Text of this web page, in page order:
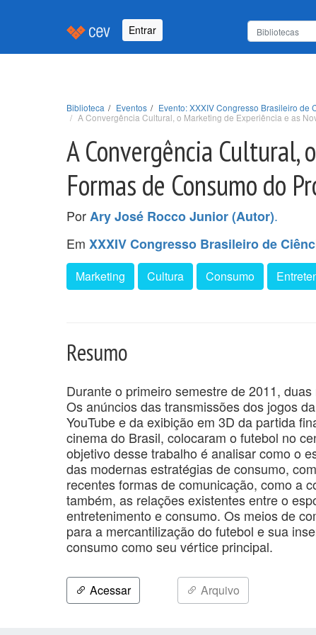
Entrar
Biblioteca Eventos
Evento: XXXIV Congresso Brasileiro de
A Convergência Cultural, o Marketing de Experiência e as
A Convergência Cultural,
Formas de Consumo do
PorAry José Rocco Junior (Autor).
Em XXXIV Congresso Brasileiro de
Marketing Cultura Consumo
Resumo
Durante o primeiro semestre de 2011,
Os anúncios das transmissões dos jogos
YouTube e da exibição em 3D da partida
cinema do Brasil, colocaram o futebol no
objetivo desse trabalho é analisar como o
das modernas estratégias de consumo,
recentes formas de comunicação, como a
também, as relações existentes entre o
entretenimento e consumo. Os meios de
para a mercantilização do futebol e sua
consumo como seu vértice principal.
Acessar Arquivo